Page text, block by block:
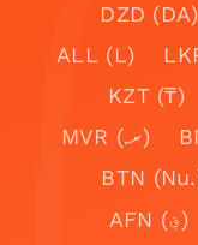
DZD (DA)
ALL (L)
KZT (₸)
MVR (.ރ)
BTN
AFN (؋)